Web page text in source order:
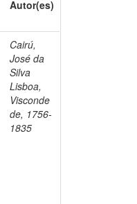
Autor(es)
Cairú,
José da
Silva
Lisboa,
Visconde
de, 1756-
1835